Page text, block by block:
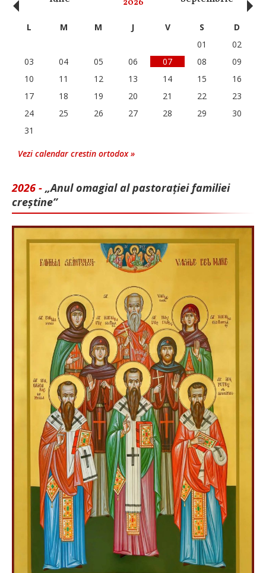
2026
L M M J V S
D
01
02
03
04 05 06 07 08
09
10
11 12 13 14 15
16
17
18 19 20 21 22
23
24
25 26 27 28 29
30
31
Vezi calendar crestin ortodox »
2026 - „Anul omagial al pastorației familiei
creștine”